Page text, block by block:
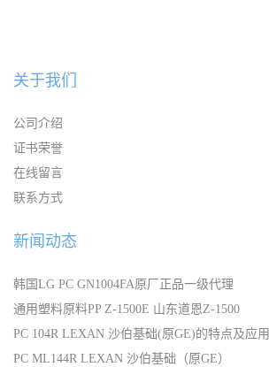
关于我们
公司介绍
证书荣誉
在线留言
联系方式
新闻动态
韩国LG PC GN1004FA原厂正品一级代理
通用塑料原料PP Z-1500E 山东道恩Z-1500
PC 104R LEXAN 沙伯基础(原GE)的特点及应用
PC ML144R LEXAN 沙伯基础（原GE）